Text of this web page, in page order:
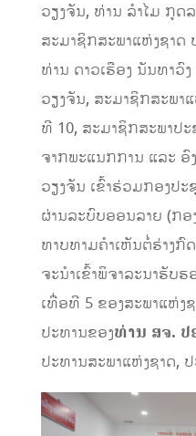
ວຽງຈັນ, ທ່ານ ລໍາໄມ ກູດ
ສະມາຊິກສະພາແຫ່ງຊາດ
ທ່ານ ດາວເຮືອງ ນັນທາວົງ
ວຽງຈັນ, ສະມາຊິກສະພາ
ທີ 10, ສະມາຊິກສະພາປ
ຈາກພະແນກການ ແລະ ອົ
ວຽງຈັນ ເຂົ້າຮ່ວມກອງປ
ຜ່ານລະບົບອອນລາຍ (ກ
ທາບທາມຄໍາເຫັນຕໍ່ຮ່າງ
ຈະນໍາເຂົ້າພິຈາລະນາຮັບ
ເທື່ອທີ 5 ຂອງສະພາແຫ່ງ
ປະທານຂອງທ່ານ ສຈ. ປ
ປະທານສະພາແຫ່ງຊາດ,